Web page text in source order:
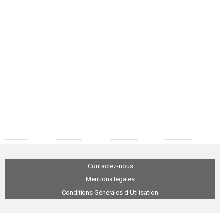
Contactez-nous
Mentions légales
Conditions Générales d'Utilisation